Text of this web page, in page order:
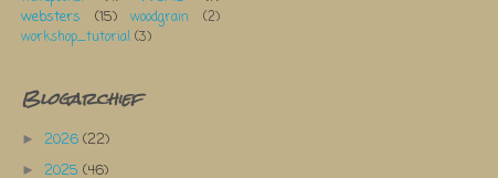
websters
(15) woodgrain
(2)
workshop_tutorial (3)
Blogarchief
► 2026 (22)
► 2025 (46)